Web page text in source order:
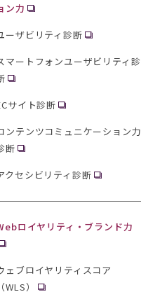
ン力
ーザビリティ診断
マートフォンユーザビリティ診
サイト診断
ンテンツコミュニケーション力
断
クセシビリティ診断
ロイヤリティ・ブランド力
ェブロイヤリティスコア
（WLS）